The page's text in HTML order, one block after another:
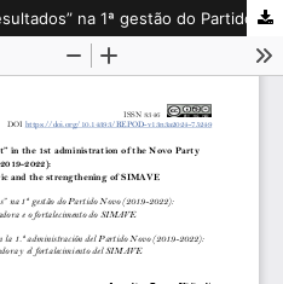
O discurso de “gestão de resultados” na 1ª gestão do Partido Novo (2019-2022): “nova” retórica conservadora e o fortalecimento do SIMAVE